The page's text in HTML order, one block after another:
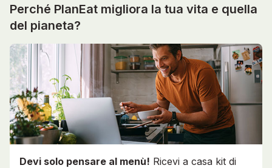
Perché PlanEat migliora la tua vita e quella
del pianeta?
Devi solo pensare al menù! Ricevi a casa kit di